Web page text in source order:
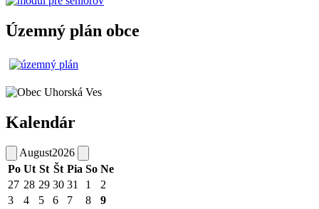
Územný plán obce
Kalendár
August2026
Po Ut St Št Pia So Ne
27 28 29 30 31 1
2
3
4 5 6 7 8
9